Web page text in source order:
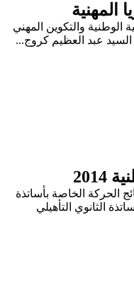
المهنية
الوطنية والتكوين المهني
السيد عبد العظيم كروج...
الحركة الخاصة بأساتذة
الثانوي التأهيلي